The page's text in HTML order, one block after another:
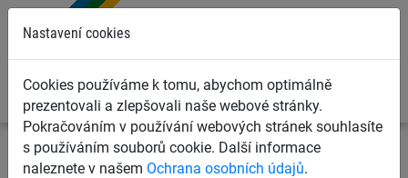
Nastavení cookies
Cookies používáme k tomu, abychom optimálně
prezentovali a zlepšovali naše webové stránky.
Pokračováním v používání webových stránek souhlasíte
s používáním souborů cookie. Další informace
naleznete v našem Ochrana osobních údajů.
Dětská lanová hřiště
Trampolíny a lanové kolotoče